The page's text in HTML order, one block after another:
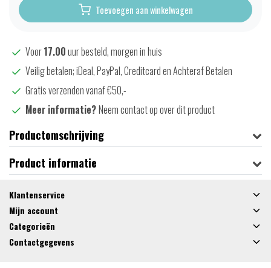
Toevoegen aan winkelwagen
Voor17.00uur besteld, morgen in huis
Veilig betalen; iDeal, PayPal, Creditcard en Achteraf Betalen
Gratis verzenden vanaf €50,-
Meer informatie?Neem contact op over dit product
Productomschrijving
Product informatie
Klantenservice
Mijn account
Categorieën
Contactgegevens